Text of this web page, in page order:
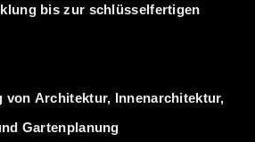
bis zur schlüsselfertigen
von Architektur, Innenarchitektur,
Gartenplanung